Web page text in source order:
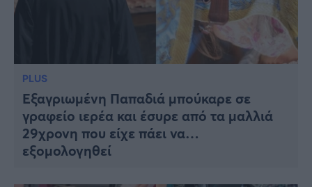
PLUS
Εξαγριωμένη Παπαδιά μπούκαρε σε
γραφείο ιερέα και έσυρε από τα μαλλιά
29χρονη που είχε πάει να…
εξομολογηθεί